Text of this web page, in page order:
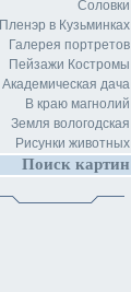
Соловки
Пленэр в Кузьминках
Галерея портретов
Пейзажи Костромы
Академическая дача
В краю магнолий
Земля вологодская
Рисунки животных
Поиск картин